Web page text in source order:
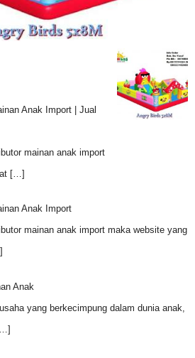
Anak Import | Jual
mainan anak import
[…]
Anak Import
mainan anak import maka website yang
Anak
yang berkecimpung dalam dunia anak,